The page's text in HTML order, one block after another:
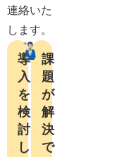
連絡いた
します。
導
入
を
検
討
し
課
題
が
解
決
で